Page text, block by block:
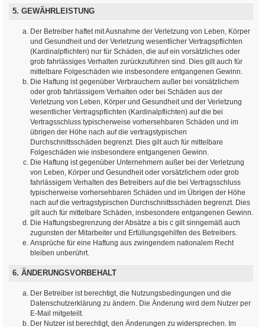
5. GEWÄHRLEISTUNG
Der Betreiber haftet mit Ausnahme der Verletzung von Leben, Körper
und Gesundheit und der Verletzung wesentlicher Vertragspflichten
(Kardinalpflichten) nur für Schäden, die auf ein vorsätzliches oder
grob fahrlässiges Verhalten zurückzuführen sind. Dies gilt auch für
mittelbare Folgeschäden wie insbesondere entgangenen Gewinn.
Die Haftung ist gegenüber Verbrauchern außer bei vorsätzlichem
oder grob fahrlässigem Verhalten oder bei Schäden aus der
Verletzung von Leben, Körper und Gesundheit und der Verletzung
wesentlicher Vertragspflichten (Kardinalpflichten) auf die bei
Vertragsschluss typischerweise vorhersehbaren Schäden und im
übrigen der Höhe nach auf die vertragstypischen
Durchschnittsschäden begrenzt. Dies gilt auch für mittelbare
Folgeschäden wie insbesondere entgangenen Gewinn.
Die Haftung ist gegenüber Unternehmern außer bei der Verletzung
von Leben, Körper und Gesundheit oder vorsätzlichem oder grob
fahrlässigem Verhalten des Betreibers auf die bei Vertragsschluss
typischerweise vorhersehbaren Schäden und im Übrigen der Höhe
nach auf die vertragstypischen Durchschnittsschäden begrenzt. Dies
gilt auch für mittelbare Schäden, insbesondere entgangenen Gewinn.
Die Haftungsbegrenzung der Absätze a bis c gilt sinngemäß auch
zugunsten der Mitarbeiter und Erfüllungsgehilfen des Betreibers.
Ansprüche für eine Haftung aus zwingendem nationalem Recht
bleiben unberührt.
6. ÄNDERUNGSVORBEHALT
Der Betreiber ist berechtigt, die Nutzungsbedingungen und die
Datenschutzerklärung zu ändern. Die Änderung wird dem Nutzer per
E-Mail mitgeteilt.
Der Nutzer ist berechtigt, den Änderungen zu widersprechen. Im